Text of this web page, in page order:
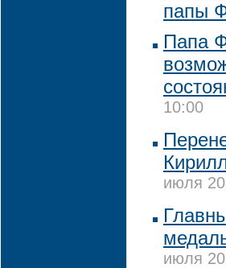
папы
Папа
10:00
июля
июля